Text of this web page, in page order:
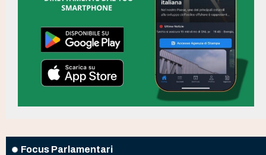
Focus Parlamentari